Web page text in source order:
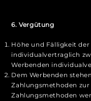
6. Vergütung
Höhe und Fälligkeit
individualvertraglich
Werbenden
Dem Werbenden
Zahlungsmethoden
Zahlungsmethoden